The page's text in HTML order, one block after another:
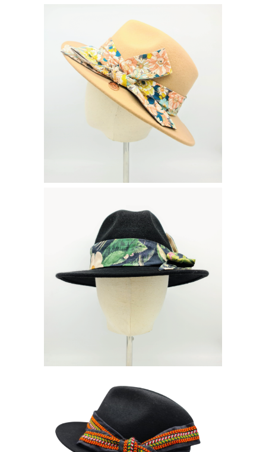
CLYDE PRINTEMPS
155€
CLYDE JUNGLE
CLYDE TAMILA